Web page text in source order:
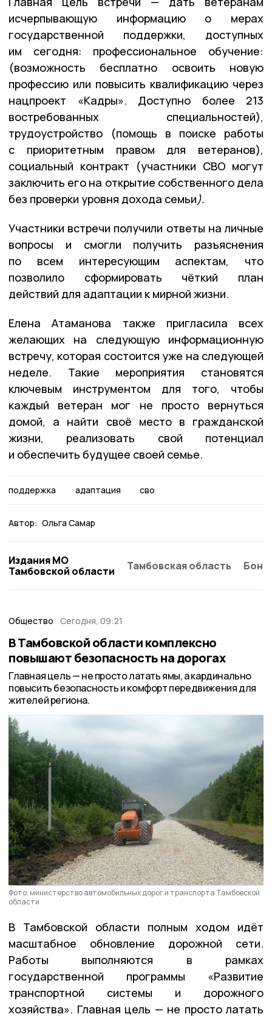
исчерпывающую информацию о мерах
государственной поддержки, доступных
им сегодня: профессиональное обучение:
(возможность бесплатно освоить новую
профессию или повысить квалификацию через
нацпроект «Кадры». Доступно более 213
востребованных специальностей),
трудоустройство (помощь в поиске работы
с приоритетным правом для ветеранов),
социальный контракт (участники СВО могут
заключить его на открытие собственного дела
без проверки уровня дохода семьи).
Участники встречи получили ответы на личные
вопросы и смогли получить разъяснения
по всем интересующим аспектам, что
позволило сформировать чёткий план
действий для адаптации к мирной жизни.
Елена Атаманова также пригласила всех
желающих на следующую информационную
встречу, которая состоится уже на следующей
неделе. Такие мероприятия становятся
ключевым инструментом для того, чтобы
каждый ветеран мог не просто вернуться
домой, а найти своё место в гражданской
жизни, реализовать свой потенциал
и обеспечить будущее своей семье.
поддержка адаптация сво
Автор: Ольга Самар
Издания МО
Тамбовской области
Тамбовская область
Общество Сегодня, 09:21
В Тамбовской области комплексно
повышают безопасность на дорогах
Главная цель — не просто латать ямы, а кардинально
повысить безопасность и комфорт передвижения для
жителей региона.
Фото: министерство автомобильных дорог и транспорта Тамбовской
области
В Тамбовской области полным ходом идёт
масштабное обновление дорожной сети.
Работы выполняются в рамках
государственной программы «Развитие
транспортной системы и дорожного
хозяйства». Главная цель — не просто латать